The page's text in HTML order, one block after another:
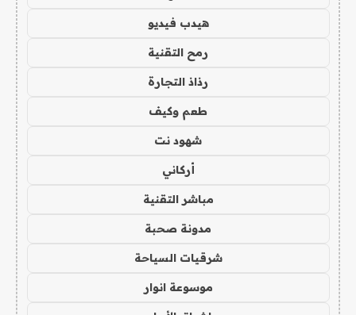
هيدب فيديو
رمح التقنية
رذاذ التجارة
طعم وكيف
شهود نت
أركاني
مباشر التقنية
مدونة صحبة
شرقيات السياحة
موسوعة انوار